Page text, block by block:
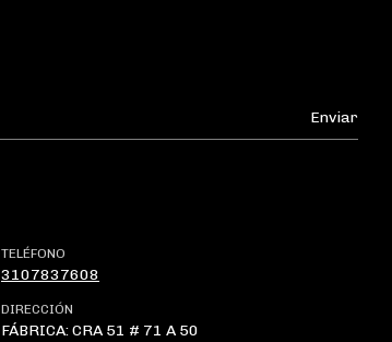
TELÉFONO
3107837608
DIRECCIÓN
FÁBRICA: CRA 51 # 71 A 50